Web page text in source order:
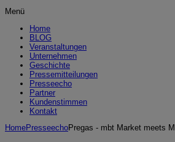
Menü
Home
BLOG
Veranstaltungen
Unternehmen
Geschichte
Pressemitteilungen
Presseecho
Partner
Kundenstimmen
Kontakt
HomePresseechoPregas - mbt Market meets